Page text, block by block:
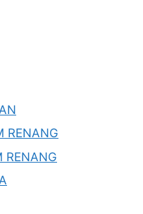
RENANG
RENANG